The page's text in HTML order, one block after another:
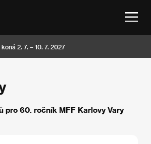
2. 7. – 10. 7. 2027
pro 60. ročník MFF Karlovy Vary